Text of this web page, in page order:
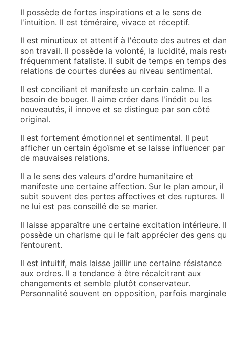
Il possède de fortes inspirations et a le sens de
l'intuition. Il est téméraire, vivace et réceptif.
Il est minutieux et attentif à l'écoute des autres et
son travail. Il possède la volonté, la lucidité, mais
fréquemment fataliste. Il subit de temps en temps des
relations de courtes durées au niveau sentimental.
Il est conciliant et manifeste un certain calme. Il a
besoin de bouger. Il aime créer dans l'inédit ou les
nouveautés, il innove et se distingue par son côté
original.
Il est fortement émotionnel et sentimental. Il peut
afficher un certain égoïsme et se laisse influencer par
de mauvaises relations.
Il a le sens des valeurs d'ordre humanitaire et
manifeste une certaine affection. Sur le plan amour, il
subit souvent des pertes affectives et des ruptures. Il
ne lui est pas conseillé de se marier.
Il laisse apparaître une certaine excitation intérieure.
possède un charisme qui le fait apprécier des gens
l’entourent.
Il est intuitif, mais laisse jaillir une certaine résistance
aux ordres. Il a tendance à être récalcitrant aux
changements et semble plutôt conservateur.
Personnalité souvent en opposition, parfois